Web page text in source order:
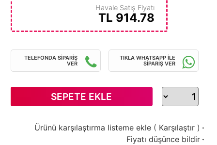
Havale Satış Fiyatı
914.78
TELEFONDA SİPARİŞ
VER
TIKLA WHATSAPP İLE
SİPARİŞ VER
SEPETE EKLE
·
Ürünü karşılaştırma listeme ekle ( Karşılaştır )
·
Fiyatı düşünce bildir